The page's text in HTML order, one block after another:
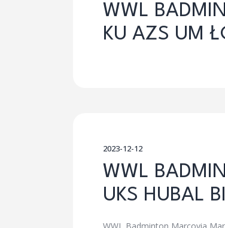
WWL
KU AZS UM
2023-12-12
WWL
UKS HUBAL
WWL Badminton Marcovia